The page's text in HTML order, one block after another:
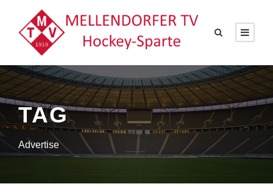
TAG
Advertise